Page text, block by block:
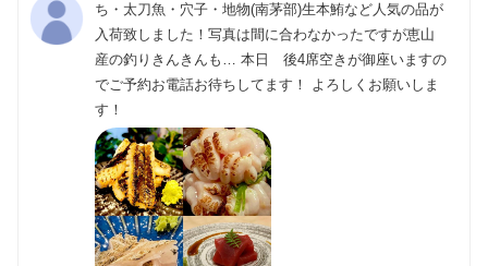
ち・太刀魚・穴子・地物(南茅部)生本鮪など人気の品が
入荷致しました！写真は間に合わなかったですが恵山
産の釣りきんきんも… 本日 後4席空きが御座いますの
でご予約お電話お待ちしてます！ よろしくお願いしま
す！